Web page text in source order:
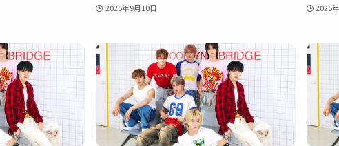
2025年9月10日 2025